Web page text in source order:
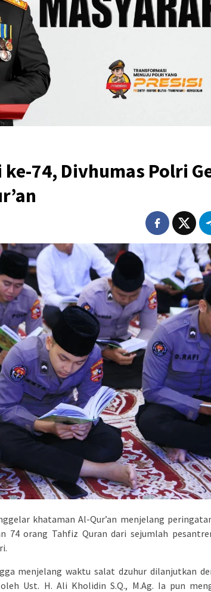
74, Divhumas Polri
khataman Al-Qur’an menjelang
74 orang Tahfiz Quran dari sejumlah
menjelang waktu salat dzuhur dilanjutkan
Ust. H. Ali Kholidin S.Q., M.Ag. Ia pun